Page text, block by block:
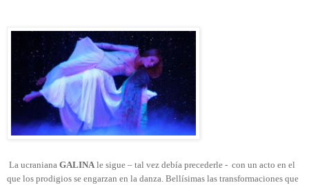
La ucraniana GALINA le sigue – tal vez debía precederle - con un acto en el
que los prodigios se engarzan en la danza. Bellísimas las transformaciones que